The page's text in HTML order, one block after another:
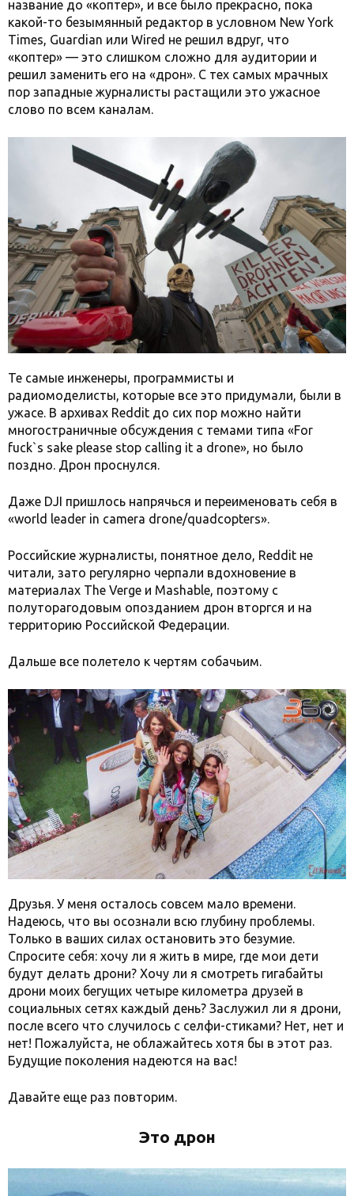
название до «коптер», и все было прекрасно, пока
какой-то безымянный редактор в условном New York
Times, Guardian или Wired не решил вдруг, что
«коптер» — это слишком сложно для аудитории и
решил заменить его на «дрон». С тех самых мрачных
пор западные журналисты растащили это ужасное
слово по всем каналам.
Те самые инженеры, программисты и
радиомоделисты, которые все это придумали, были в
ужасе. В архивах Reddit до сих пор можно найти
многостраничные обсуждения с темами типа «For
fuck`s sake please stop calling it a drone», но было
поздно. Дрон проснулся.
Даже DJI пришлось напрячься и переименовать себя в
«world leader in camera drone/quadcopters».
Российские журналисты, понятное дело, Reddit не
читали, зато регулярно черпали вдохновение в
материалах The Verge и Mashable, поэтому c
полуторагодовым опозданием дрон вторгся и на
территорию Российской Федерации.
Дальше все полетело к чертям собачьим.
Друзья. У меня осталось совсем мало времени.
Надеюсь, что вы осознали всю глубину проблемы.
Только в ваших силах остановить это безумие.
Спросите себя: хочу ли я жить в мире, где мои дети
будут делать дрони? Хочу ли я смотреть гигабайты
дрони моих бегущих четыре километра друзей в
социальных сетях каждый день? Заслужил ли я дрони,
после всего что случилось с селфи-стиками? Нет, нет и
нет! Пожалуйста, не облажайтесь хотя бы в этот раз.
Будущие поколения надеются на вас!
Давайте еще раз повторим.
Это дрон